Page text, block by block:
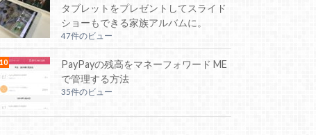
タブレットをプレゼントしてスライド
ショーもできる家族アルバムに。
47件のビュー
PayPayの残高をマネーフォワード ME
で管理する方法
35件のビュー